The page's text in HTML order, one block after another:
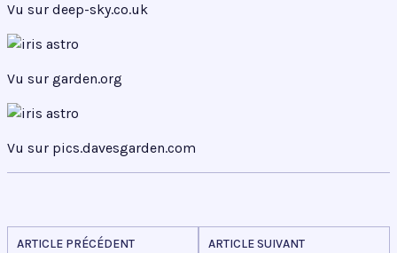
Vu sur deep-sky.co.uk
Vu sur garden.org
Vu sur pics.davesgarden.com
ARTICLE PRÉCÉDENT ARTICLE SUIVANT